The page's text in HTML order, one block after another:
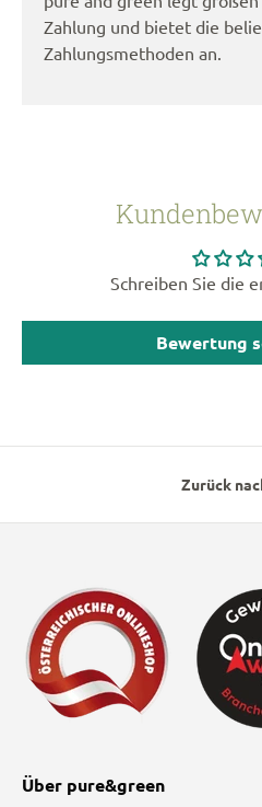
Zahlung und bietet die
Zahlungsmethoden an.
Schreiben Sie die
Bewertung
Zurück
Über pure&green